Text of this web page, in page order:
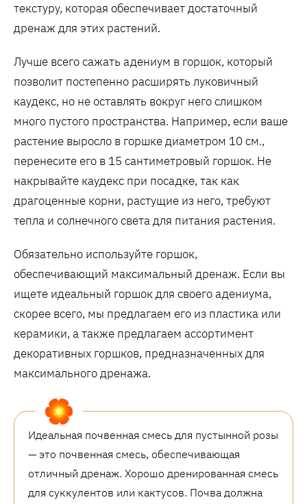
текстуру, которая обеспечивает достаточный
дренаж для этих растений.
Лучше всего сажать адениум в горшок, который
позволит постепенно расширять луковичный
каудекс, но не оставлять вокруг него слишком
много пустого пространства. Например, если ваше
растение выросло в горшке диаметром 10 см.,
перенесите его в 15 сантиметровый горшок. Не
накрывайте каудекс при посадке, так как
драгоценные корни, растущие из него, требуют
тепла и солнечного света для питания растения.
Обязательно используйте горшок,
обеспечивающий максимальный дренаж. Если вы
ищете идеальный горшок для своего адениума,
скорее всего, мы предлагаем его из пластика или
керамики, а также предлагаем ассортимент
декоративных горшков, предназначенных для
максимального дренажа.
Идеальная почвенная смесь для пустынной розы
— это почвенная смесь, обеспечивающая
отличный дренаж. Хорошо дренированная смесь
для суккулентов или кактусов. Почва должна